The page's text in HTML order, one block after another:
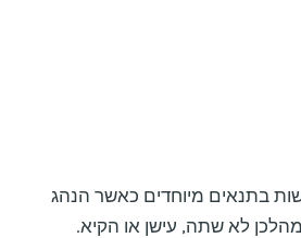
בתנאים מיוחדים כאשר הנהג